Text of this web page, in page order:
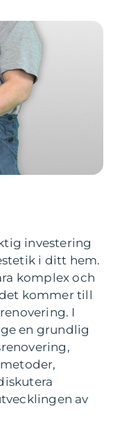
investering
i ditt hem.
komplex och
kommer till
I
en grundlig
av